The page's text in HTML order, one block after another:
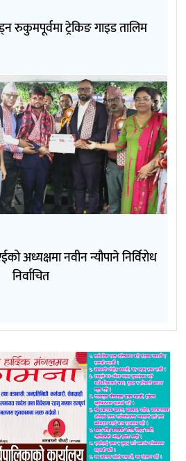
रुकुमपूर्वमा ट्रेकिङ गाइड तालिम
अध्यक्षमा नवीन न्यौपाने निर्विरोध
निर्वाचित